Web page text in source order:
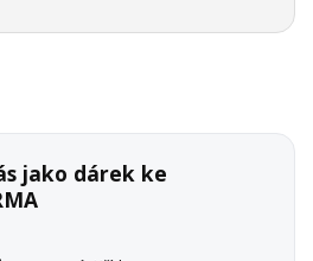
jako dárek ke